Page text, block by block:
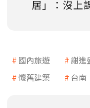
居」：沒上
國內旅遊 謝進
懷舊建築
台南